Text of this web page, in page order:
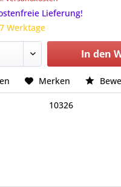
Lieferung!
Werktage
In den
Merken
10326